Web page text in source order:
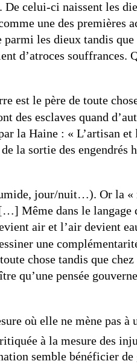
celui-ci naissent les
une des premières
les dieux tandis que
d’atroces souffrances.
est le père de toute
des esclaves quand
la Haine : « L’artisan
la sortie des engendrés
jour/nuit…). Or la «
Même dans le langage
air et l’air devient
une
chose tandis que
qu’une pensée
où elle ne mène pas à
à la mesure des
semble bénéficier